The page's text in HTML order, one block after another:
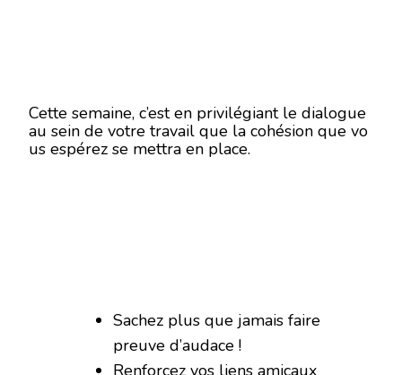
Cette semaine, c’est en privilégiant le dialogue
au sein de votre travail que la cohésion que vo
us espérez se mettra en place.
Sachez plus que jamais faire
preuve d’audace !
Renforcez vos liens amicaux